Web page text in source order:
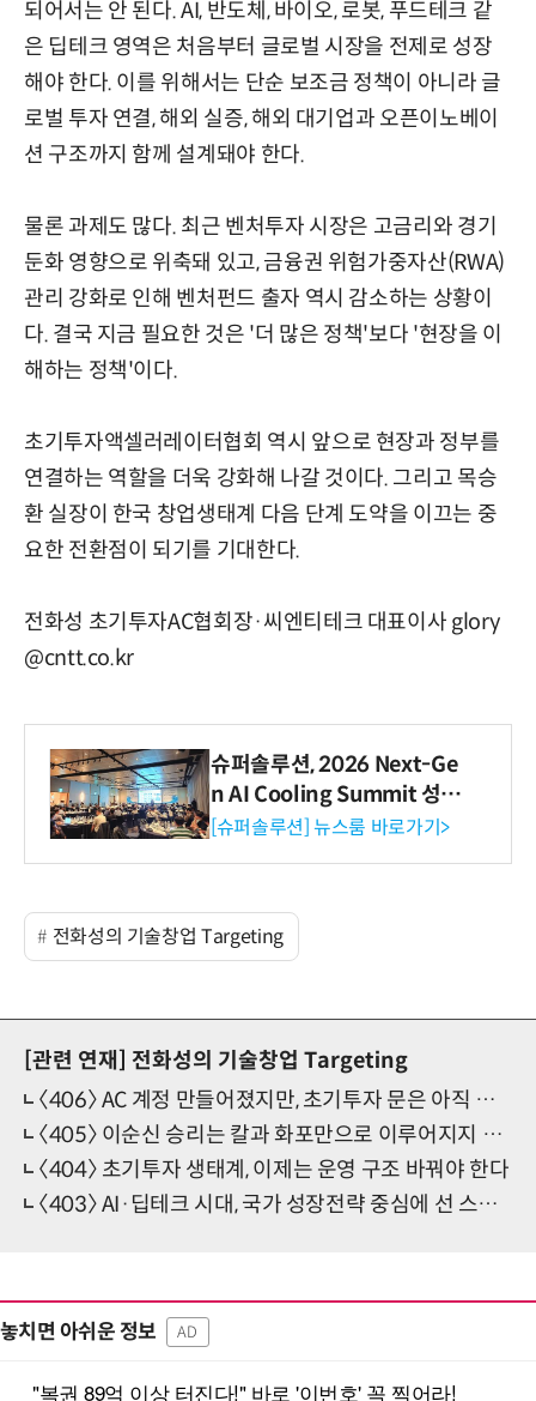
되어서는 안 된다. AI, 반도체, 바이오, 로봇, 푸드테크 같
은 딥테크 영역은 처음부터 글로벌 시장을 전제로 성장
해야 한다. 이를 위해서는 단순 보조금 정책이 아니라 글
로벌 투자 연결, 해외 실증, 해외 대기업과 오픈이노베이
션 구조까지 함께 설계돼야 한다.
물론 과제도 많다. 최근 벤처투자 시장은 고금리와 경기
둔화 영향으로 위축돼 있고, 금융권 위험가중자산(RWA)
관리 강화로 인해 벤처펀드 출자 역시 감소하는 상황이
다. 결국 지금 필요한 것은 '더 많은 정책'보다 '현장을 이
해하는 정책'이다.
초기투자액셀러레이터협회 역시 앞으로 현장과 정부를
연결하는 역할을 더욱 강화해 나갈 것이다. 그리고 목승
환 실장이 한국 창업생태계 다음 단계 도약을 이끄는 중
요한 전환점이 되기를 기대한다.
전화성 초기투자AC협회장·씨엔티테크 대표이사 glory
@cntt.co.kr
슈퍼솔루션, 2026 Next-Ge
n AI Cooling Summit 성황
리 성료
[슈퍼솔루션] 뉴스룸 바로가기>
전화성의 기술창업 Targeting
[관련 연재]
전화성의 기술창업 Targeting
〈406〉 AC 계정 만들어졌지만, 초기투자 문은 아직 좁다
〈405〉 이순신 승리는 칼과 화포만으로 이루어지지 않았다
〈404〉 초기투자 생태계, 이제는 운영 구조 바꿔야 한다
〈403〉 AI·딥테크 시대, 국가 성장전략 중심에 선 스타트업
놓치면 아쉬운 정보 AD